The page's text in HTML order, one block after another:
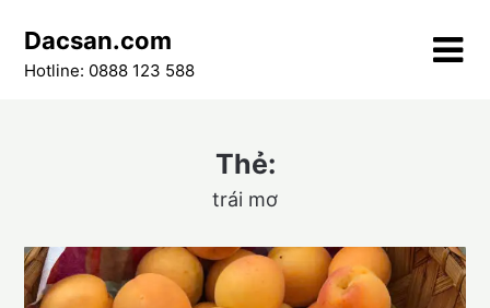
content
Dacsan.com
Hotline: 0888 123 588
Thẻ:
trái mơ